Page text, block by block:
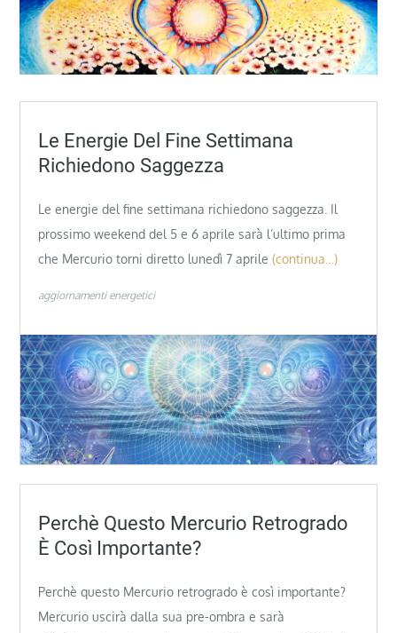
Le Energie Del Fine Settimana
Richiedono Saggezza
Le energie del fine settimana richiedono saggezza. Il
prossimo weekend del 5 e 6 aprile sarà l’ultimo prima
che Mercurio torni diretto lunedì 7 aprile (continua…)
aggiornamenti energetici
Perchè Questo Mercurio Retrogrado
È Così Importante?
Perchè questo Mercurio retrogrado è così importante?
Mercurio uscirà dalla sua pre-ombra e sarà